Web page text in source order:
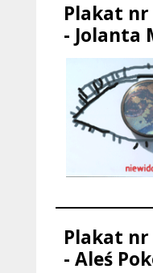
Plakat nr
- Jolanta
Plakat nr
- Aleś